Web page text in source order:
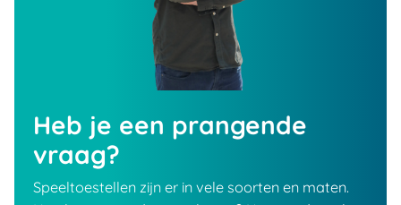
Heb je een prangende
vraag?
Speeltoestellen zijn er in vele soorten en maten.